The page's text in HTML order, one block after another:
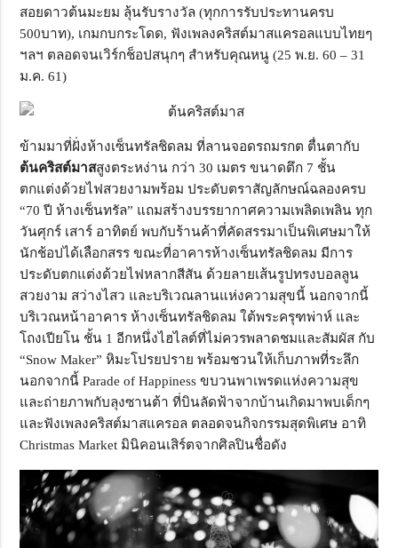
สอยดาวต้นมะยม ลุ้นรับรางวัล (ทุกการรับประทานครบ
500บาท), เกมกบกระโดด, ฟังเพลงคริสต์มาสแครอลแบบไทยๆ
ฯลฯ ตลอดจนเวิร์กช็อปสนุกๆ สำหรับคุณหนู (25 พ.ย. 60 – 31
ม.ค. 61)
ข้ามมาที่ฝั่งห้างเซ็นทรัลชิดลม ที่ลานจอดรถมรกต ตื่นตากับ
ต้นคริสต์มาสสูงตระหง่าน กว่า 30 เมตร ขนาดตึก 7 ชั้น
ตกแต่งด้วยไฟสวยงามพร้อม ประดับตราสัญลักษณ์ฉลองครบ
“70 ปี ห้างเซ็นทรัล” แถมสร้างบรรยากาศความเพลิดเพลิน ทุก
วันศุกร์ เสาร์ อาทิตย์ พบกับร้านค้าที่คัดสรรมาเป็นพิเศษมาให้
นักช้อปได้เลือกสรร ขณะที่อาคารห้างเซ็นทรัลชิดลม มีการ
ประดับตกแต่งด้วยไฟหลากสีสัน ด้วยลายเส้นรูปทรงบอลลูน
สวยงาม สว่างไสว และบริเวณลานแห่งความสุขนี้ นอกจากนี้
บริเวณหน้าอาคาร ห้างเซ็นทรัลชิดลม ใต้พระครุฑพ่าห์ และ
โถงเปียโน ชั้น 1 อีกหนึ่งไฮไลต์ที่ไม่ควรพลาดชมและสัมผัส กับ
“Snow Maker” หิมะโปรยปราย พร้อมชวนให้เก็บภาพที่ระลึก
นอกจากนี้ Parade of Happiness ขบวนพาเพรดแห่งความสุข
และถ่ายภาพกับลุงซานต้า ที่บินลัดฟ้าจากบ้านเกิดมาพบเด็กๆ
และฟังเพลงคริสต์มาสแครอล ตลอดจนกิจกรรมสุดพิเศษ อาทิ
Christmas Market มินิคอนเสิร์ตจากศิลปินชื่อดัง